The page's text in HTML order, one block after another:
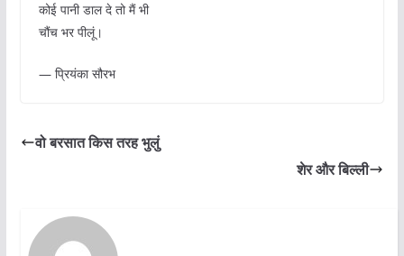
कोई पानी डाल दे तो मैं भी
चौंच भर पीलूं।
— प्रियंका सौरभ
वो बरसात किस तरह भुलुं
शेर और बिल्ली